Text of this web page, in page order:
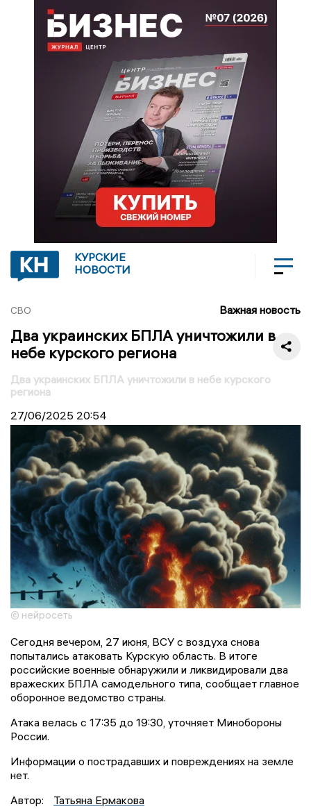
КУРСКИЕ
НОВОСТИ
СВО Важная новость
Два украинских БПЛА уничтожили в
небе курского региона
Два украинских БПЛА уничтожили в небе курского
региона
27/06/2025 20:54
© нейросеть
Сегодня вечером, 27 июня, ВСУ с воздуха снова
попытались атаковать Курскую область. В итоге
российские военные обнаружили и ликвидировали два
вражеских БПЛА самодельного типа, сообщает главное
оборонное ведомство страны.
Атака велась с 17:35 до 19:30, уточняет Минобороны
России.
Информации о пострадавших и повреждениях на земле
нет.
Автор:
Татьяна Ермакова